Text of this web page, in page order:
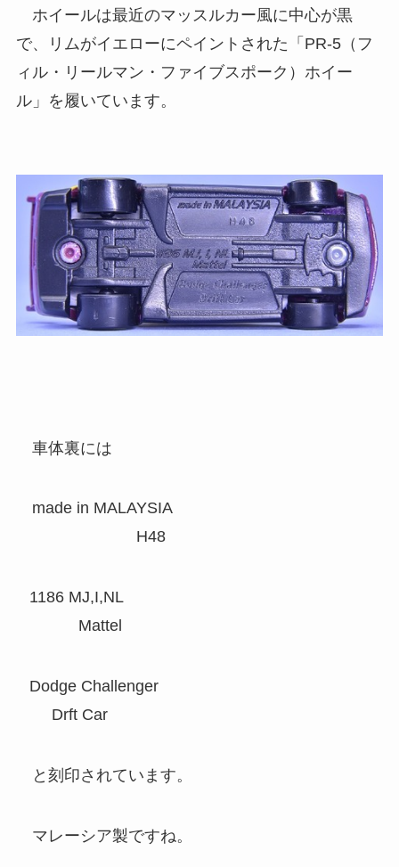
ホイールは最近のマッスルカー風に中心が黒
で、リムがイエローにペイントされた「PR-5（フ
ィル・リールマン・ファイブスポーク）ホイー
ル」を履いています。
車体裏には
made in MALAYSIA
H48
1186 MJ,I,NL
Mattel
Dodge Challenger
Drft Car
と刻印されています。
マレーシア製ですね。